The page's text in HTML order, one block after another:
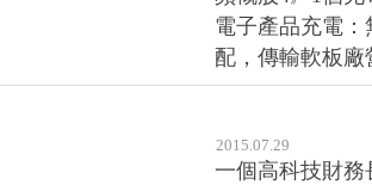
一個高科技財務
« »